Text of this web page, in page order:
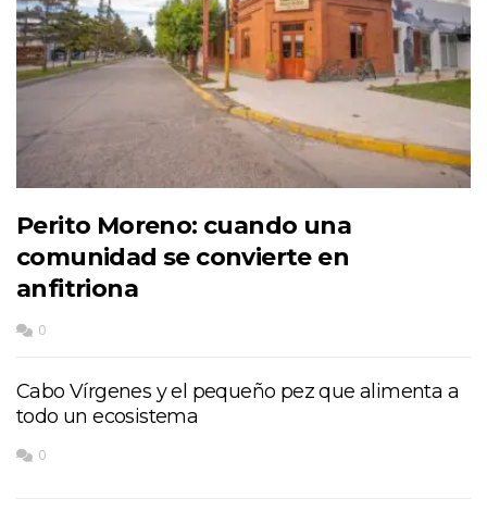
Perito Moreno: cuando una
comunidad se convierte en
anfitriona
0
Cabo Vírgenes y el pequeño pez que alimenta a
todo un ecosistema
0